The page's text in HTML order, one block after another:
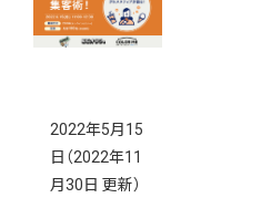
2022年5月15
日 （2022年11
月30日 更新）